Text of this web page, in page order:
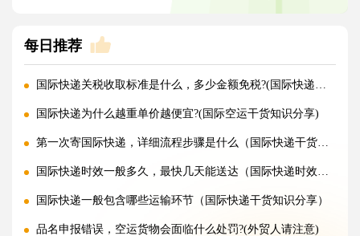
每日推荐
国际快递关税收取标准是什么，多少金额免税?(国际快递干货知识分享)
国际快递为什么越重单价越便宜?(国际空运干货知识分享)
第一次寄国际快递，详细流程步骤是什么（国际快递干货知识分享）
国际快递时效一般多久，最快几天能送达（国际快递时效详解）
国际快递一般包含哪些运输环节（国际快递干货知识分享）
品名申报错误，空运货物会面临什么处罚?(外贸人请注意)